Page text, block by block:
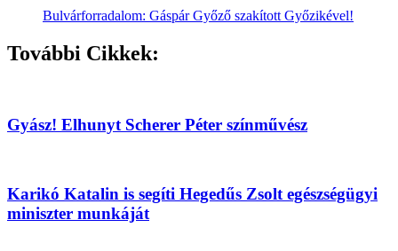
Bulvárforradalom: Gáspár Győző szakított Győzikével!
További Cikkek:
Gyász! Elhunyt Scherer Péter színművész
Karikó Katalin is segíti Hegedűs Zsolt egészségügyi
miniszter munkáját